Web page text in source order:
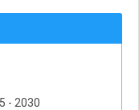
- 2030